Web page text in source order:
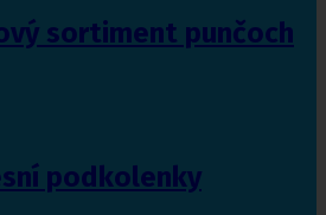
sortiment punčoch
podkolenky